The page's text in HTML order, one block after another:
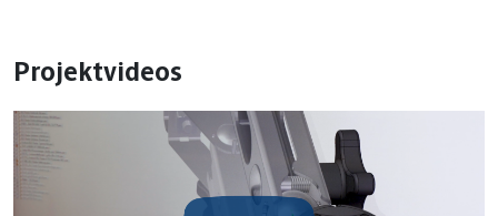
Projektvideos